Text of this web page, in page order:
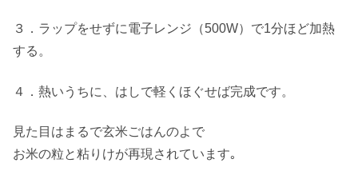
３．ラップをせずに電子レンジ（500W）で1分ほど加熱
する。
４．熱いうちに、はしで軽くほぐせば完成です。
見た目はまるで玄米ごはんのよで
お米の粒と粘りけが再現されています｡